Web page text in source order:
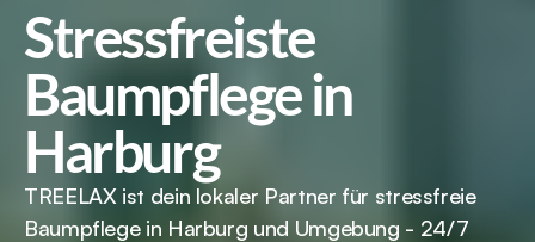
Stressfreiste
Baumpflege in
Harburg
TREELAX ist dein lokaler Partner für stressfreie
Baumpflege in Harburg und Umgebung - 24/7